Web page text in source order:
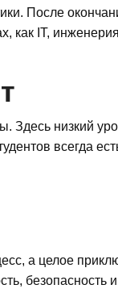
После
как IT,
Здесь низкий
всегда
а целое
безопасность